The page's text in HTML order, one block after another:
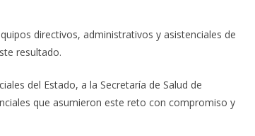
directivos, administrativos y asistenciales de
resultado.
del Estado, a la Secretaría de Salud de
que asumieron este reto con compromiso y